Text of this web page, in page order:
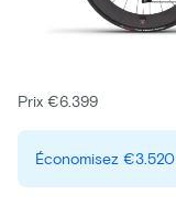
Prix €6.399
Économisez €3.520